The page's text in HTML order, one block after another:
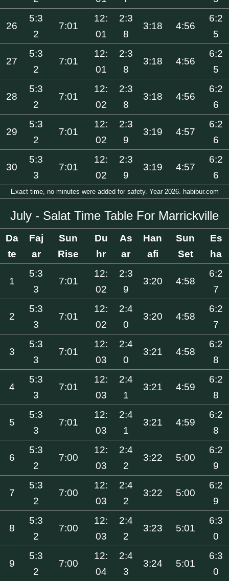
26
5:3
2
7:01
12:
01
2:3
8
3:18 4:56
6:2
5
27
5:3
2
7:01
12:
01
2:3
8
3:18 4:56
6:2
5
28
5:3
2
7:01
12:
02
2:3
8
3:18 4:56
6:2
6
29
5:3
2
7:01
12:
02
2:3
9
3:19 4:57
6:2
6
30
5:3
3
7:01
12:
02
2:3
9
3:19 4:57
6:2
6
Exact time, no minutes were added for safety. Year 2026. habibur.com
July - Salat Time Table For Marrickville
Da
te
Faj
ar
Sun
Rise
Du
hr
As
ar
Han
afi
Sun
Set
Es
ha
1
5:3
3
7:01
12:
02
2:3
9
3:20 4:58
6:2
7
2
5:3
3
7:01
12:
02
2:4
0
3:20 4:58
6:2
7
3
5:3
3
7:01
12:
03
2:4
0
3:21 4:58
6:2
8
4
5:3
3
7:01
12:
03
2:4
1
3:21 4:59
6:2
8
5
5:3
3
7:01
12:
03
2:4
1
3:21 4:59
6:2
8
6
5:3
2
7:00
12:
03
2:4
2
3:22 5:00
6:2
9
7
5:3
2
7:00
12:
03
2:4
2
3:22 5:00
6:2
9
8
5:3
2
7:00
12:
03
2:4
2
3:23 5:01
6:3
0
9
5:3
2
7:00
12:
04
2:4
3
3:24 5:01
6:3
0